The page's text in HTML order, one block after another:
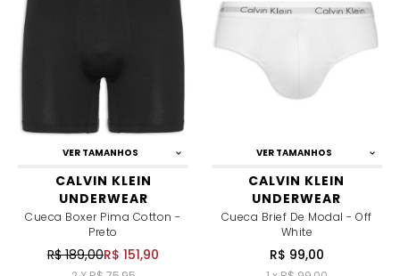
VER TAMANHOS
CALVIN KLEIN
UNDERWEAR
Cueca Boxer Pima Cotton -
Preto
R$ 189,00R$ 151,90
VER TAMANHOS
CALVIN KLEIN
UNDERWEAR
Cueca Brief De Modal - Off
White
R$ 99,00